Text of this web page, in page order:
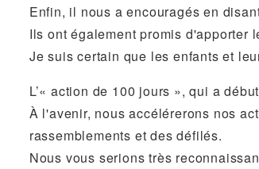
Enfin, il nous a encouragés en
Ils ont également promis d'apporter
Je suis certain que les enfants et
L’« action de 100 jours », qui a
À l'avenir, nous accélérerons nos
rassemblements et des défilés.
Nous vous serions très